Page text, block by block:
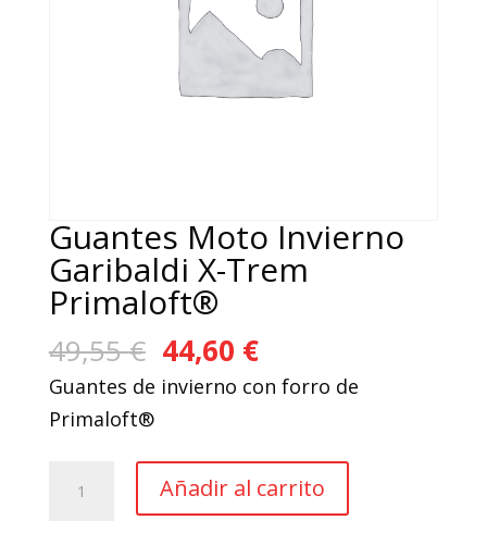
Guantes Moto Invierno
Garibaldi X-Trem
Primaloft®
49,55€ El
precio
49,55 €.
44,60 €El
precio
44,60 €.
Guantes de invierno con forro de
Primaloft®
Añadir al carrito